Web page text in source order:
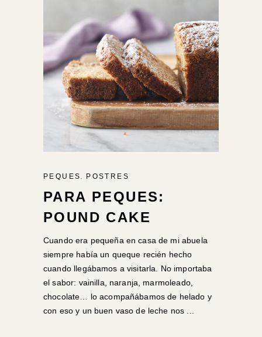
PEQUES, POSTRES
PARA PEQUES:
POUND CAKE
Cuando era pequeña en casa de mi abuela
siempre había un queque recién hecho
cuando llegábamos a visitarla. No importaba
el sabor: vainilla, naranja, marmoleado,
chocolate… lo acompañábamos de helado y
con eso y un buen vaso de leche nos